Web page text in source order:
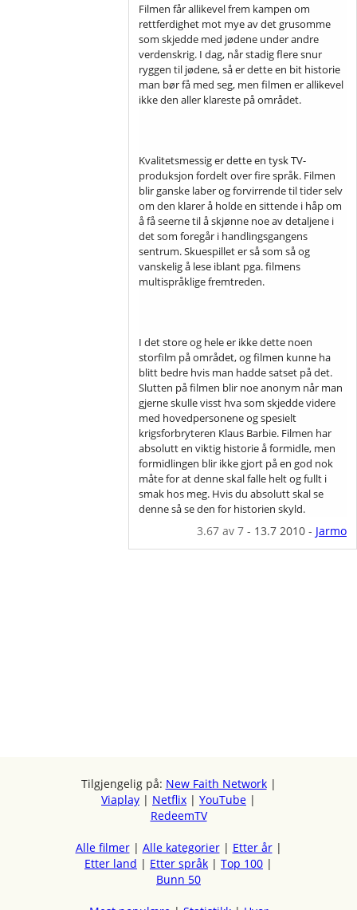
Filmen får allikevel frem kampen om
rettferdighet mot mye av det grusomme
som skjedde med jødene under andre
verdenskrig. I dag, når stadig flere snur
ryggen til jødene, så er dette en bit historie
man bør få med seg, men filmen er allikevel
ikke den aller klareste på området.
Kvalitetsmessig er dette en tysk TV-
produksjon fordelt over fire språk. Filmen
blir ganske laber og forvirrende til tider selv
om den klarer å holde en sittende i håp om
å få seerne til å skjønne noe av detaljene i
det som foregår i handlingsgangens
sentrum. Skuespillet er så som så og
vanskelig å lese iblant pga. filmens
multispråklige fremtreden.
I det store og hele er ikke dette noen
storfilm på området, og filmen kunne ha
blitt bedre hvis man hadde satset på det.
Slutten på filmen blir noe anonym når man
gjerne skulle visst hva som skjedde videre
med hovedpersonene og spesielt
krigsforbryteren Klaus Barbie. Filmen har
absolutt en viktig historie å formidle, men
formidlingen blir ikke gjort på en god nok
måte for at denne skal falle helt og fullt i
smak hos meg. Hvis du absolutt skal se
denne så se den for historien skyld.
3.67av 7- 13.7 2010- Jarmo
Tilgjengelig på: New Faith Network|
Viaplay | Netflix | YouTube |
RedeemTV
Alle filmer| Alle kategorier| Etter år|
Etter land | Etter språk | Top 100 |
Bunn 50